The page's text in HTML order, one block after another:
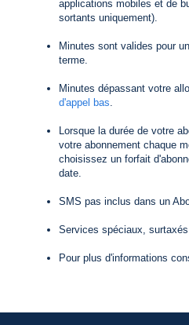
applications mobiles et de
sortants uniquement).
Minutes sont valides pour
terme.
Minutes dépassant votre
d'appel bas.
Lorsque la durée de votre
votre abonnement chaque
choisissez un forfait
date.
SMS pas inclus dans un
Services spéciaux,
Pour plus d'informations